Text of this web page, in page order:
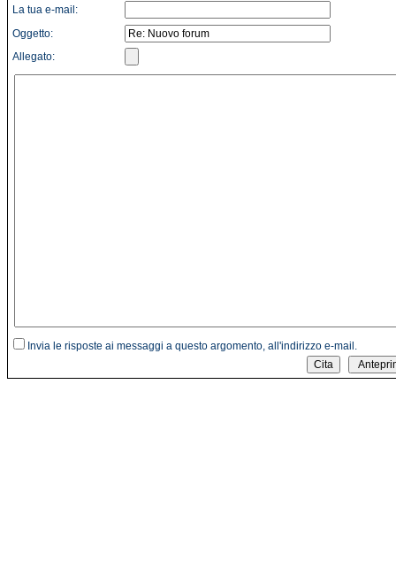
La tua e-mail:
Oggetto:
Allegato:
Invia le risposte ai messaggi a questo argomento, all'indirizzo e-mail.